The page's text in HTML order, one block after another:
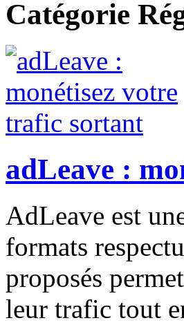
Catégorie
adLeave :
AdLeave est
formats
proposés
leur trafic tout